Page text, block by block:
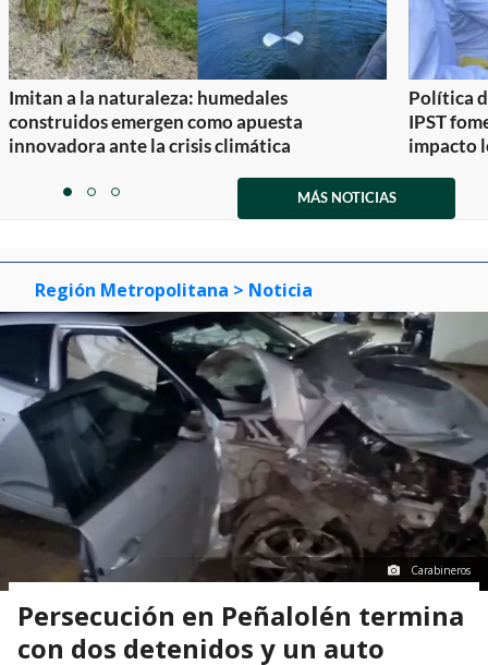
Imitan a la naturaleza: humedales
construidos emergen como apuesta
innovadora ante la crisis climática
Política
IPST
impacto
itemitemitem
MÁS NOTICIAS
Región Metropolitana > Noticia
Carabineros
Persecución en Peñalolén termina
con dos detenidos y un auto